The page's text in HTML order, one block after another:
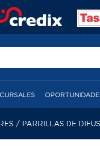
/ PARRILLAS DE